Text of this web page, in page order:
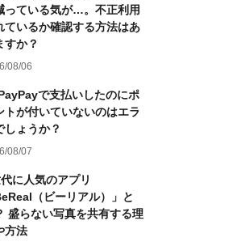
っている気が…。不正利用
ているか確認する方法はあ
すか？
08/06
で支払いしたのにポ
トが付いていないのはエラ
しょうか？
08/07
に人気のアプリ
（ビーリアル）」と
盛らない写真を共有する理
方法